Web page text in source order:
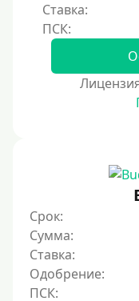
Ставка:
Срок:
Сумма:
Ставка:
Одобрение: